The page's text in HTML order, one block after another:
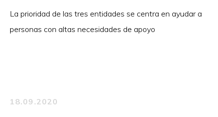
La prioridad de las tres entidades se centra en ayudar a
personas con altas necesidades de apoyo
18.09.2020